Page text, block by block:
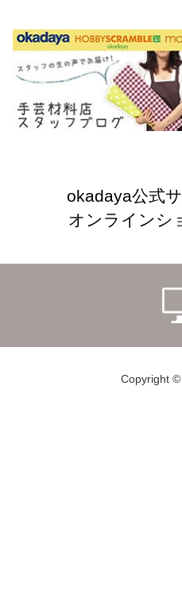
okadaya公式
オンラインシ
Copyright ©